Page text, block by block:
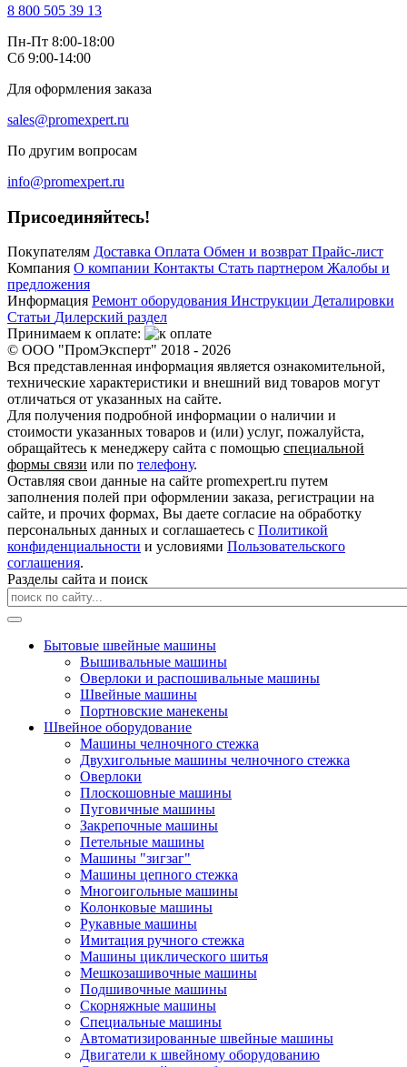
8 800 505 39 13
Пн-Пт 8:00-18:00
Сб 9:00-14:00
Для оформления заказа
sales@promexpert.ru
По другим вопросам
info@promexpert.ru
Присоединяйтесь!
Покупателям Доставка Оплата Обмен и возврат Прайс-лист
Компания О компании Контакты Стать партнером Жалобы и
предложения
Информация Ремонт оборудования Инструкции Деталировки
Статьи Дилерский раздел
Принимаем к оплате:
© ООО "ПромЭксперт" 2018 - 2026
Вся представленная информация является ознакомительной,
технические характеристики и внешний вид товаров могут
отличаться от указанных на сайте.
Для получения подробной информации о наличии и
стоимости указанных товаров и (или) услуг, пожалуйста,
обращайтесь к менеджеру сайта с помощью специальной
формы связи или по телефону.
Оставляя свои данные на сайте promexpert.ru путем
заполнения полей при оформлении заказа, регистрации на
сайте, и прочих формах, Вы даете согласие на обработку
персональных данных и соглашаетесь с Политикой
конфиденциальности и условиями Пользовательского
соглашения.
Разделы сайта и поиск
Бытовые швейные машины
Вышивальные машины
Оверлоки и распошивальные машины
Швейные машины
Портновские манекены
Швейное оборудование
Машины челночного стежка
Двухигольные машины челночного стежка
Оверлоки
Плоскошовные машины
Пуговичные машины
Закрепочные машины
Петельные машины
Машины "зигзаг"
Машины цепного стежка
Многоигольные машины
Колонковые машины
Рукавные машины
Имитация ручного стежка
Машины циклического шитья
Мешкозашивочные машины
Подшивочные машины
Скорняжные машины
Специальные машины
Автоматизированные швейные машины
Двигатели к швейному оборудованию